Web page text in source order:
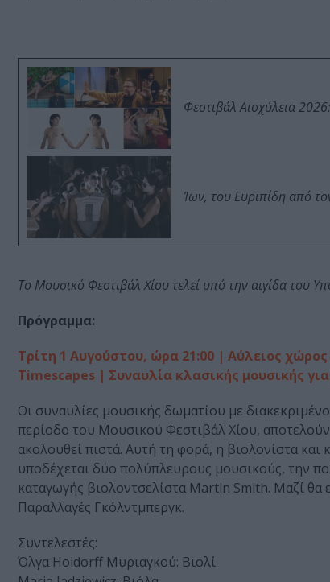
Φεστιβάλ Αισχύλεια
Ίων, του Ευριπίδη από
Το Μουσικό Φεστιβάλ Χίου τελεί υπό την αιγίδα του
Πρόγραμμα:
Τρίτη 1 Αυγούστου, ώρα 21:00 | Αύλειος
Timescapes | Συναυλία κλασικής μουσικής
Οι συναυλίες μουσικής δωματίου με
περίοδο του Μουσικού Φεστιβάλ Χίου,
ακολουθεί πιστά. Αυτή τη φορά, η βιολονίστα
υποδέχεται δύο πολύπλευρους μουσικούς, την
καταγωγής βιολοντσελίστα Martin Smith. Μαζί
Παραλλαγές Γκόλντμπεργκ.
Συντελεστές:
Όλγα Holdorff Μυριαγκού: Βιολί